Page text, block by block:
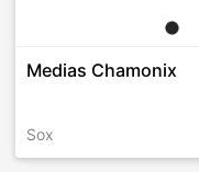
Medias Chamonix
Sox